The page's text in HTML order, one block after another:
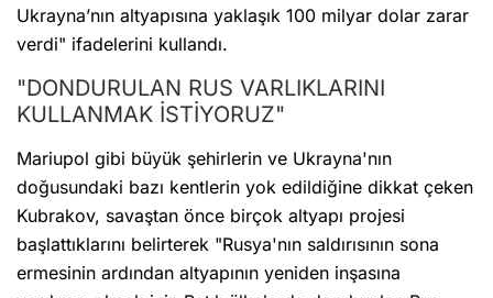
Ukrayna’nın altyapısına yaklaşık 100 milyar dolar zarar
verdi" ifadelerini kullandı.
"DONDURULAN RUS VARLIKLARINI
KULLANMAK İSTİYORUZ"
Mariupol gibi büyük şehirlerin ve Ukrayna'nın
doğusundaki bazı kentlerin yok edildiğine dikkat çeken
Kubrakov, savaştan önce birçok altyapı projesi
başlattıklarını belirterek "Rusya'nın saldırısının sona
ermesinin ardından altyapının yeniden inşasına